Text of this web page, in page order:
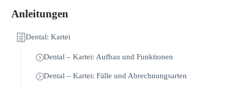
Anleitungen
Dental: Kartei
Dental – Kartei: Aufbau und Funktionen
Dental – Kartei: Fälle und Abrechnungsarten